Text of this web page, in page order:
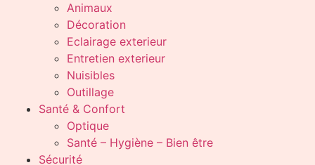
Animaux
Décoration
Eclairage exterieur
Entretien exterieur
Nuisibles
Outillage
Santé & Confort
Optique
Santé – Hygiène – Bien être
Sécurité